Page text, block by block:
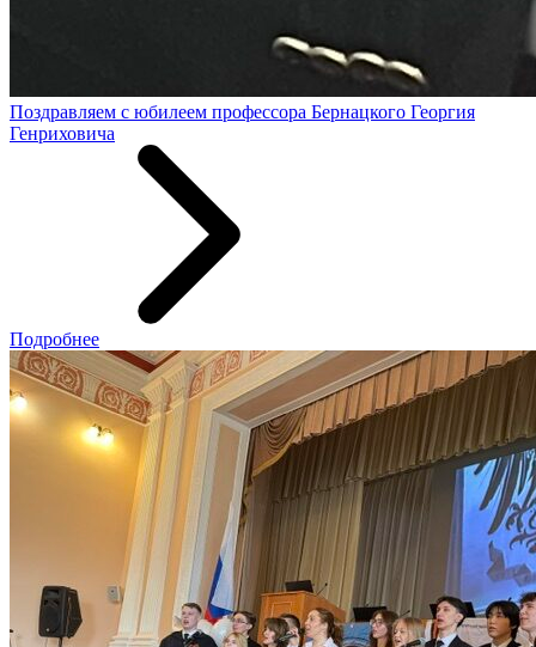
Поздравляем с юбилеем профессора Бернацкого Георгия
Генриховича
Подробнее